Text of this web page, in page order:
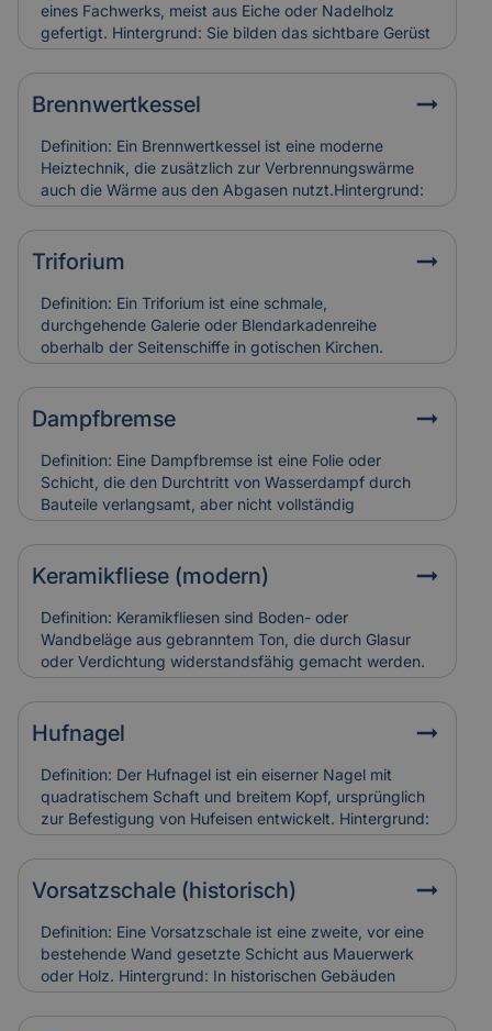
eines Fachwerks, meist aus Eiche oder Nadelholz
gefertigt. Hintergrund: Sie bilden das sichtbare Gerüst
der Konstruktion und sind durch Zapfen, Dübel oder
Verblattungen miteinander verbunden. Fachwerkholz
bestimmt Stabilität und Erscheinungsbild eines
oder Schädlingsbefall am Fachwerkholz führen zu
hohen Restaurierungskosten, die Versicherungen bei
denkmalgerechter Instandsetzung berücksichtigen.
Brennwertkessel
Definition: Ein Brennwertkessel ist eine moderne
Heiztechnik, die zusätzlich zur Verbrennungswärme
auch die Wärme aus den Abgasen nutzt.Hintergrund:
Dadurch arbeitet der Kessel besonders effizient und
spart Energie im Vergleich zu älteren Heizsystemen. In
Alt- und Denkmalgebäuden wird er häufig in
eingesetzt.Relevanz für Versicherung:
Brennwertkessel senken Betriebskosten, erfordern
aber eine regelmäßige Wartung. Schäden durch
Kondensat oder Abgasfehler werden in der
Gebäudeversicherung individuell bewertet.
Triforium
Definition: Ein Triforium ist eine schmale,
durchgehende Galerie oder Blendarkadenreihe
oberhalb der Seitenschiffe in gotischen Kirchen.
Hintergrund: Es dient vor allem der Gliederung der
Innenwand und trägt zur Lichtführung und optischen
Tiefe des Raumes bei. Relevanz für Versicherung:
Schäden an Triforien sind häufig schwer zugänglich
und teuer in der Restaurierung. Versicherungen
bewerten sie entsprechend ihres künstlerischen und
baulichen Werts.
Dampfbremse
Definition: Eine Dampfbremse ist eine Folie oder
Schicht, die den Durchtritt von Wasserdampf durch
Bauteile verlangsamt, aber nicht vollständig
verhindert.Hintergrund: Sie wird vor allem in Dach-
und Wandkonstruktionen eingesetzt, um
Feuchtigkeitsansammlungen in der Dämmung zu
vermeiden. So bleibt die Bausubstanz trocken und
schimmelresistent.Relevanz für Versicherung: Falsch
verlegte Dampfbremsen können Feuchtigkeitsschäden
verursachen. Versicherungen berücksichtigen sie bei
der Schadensanalyse und Bewertung der
Bauausführung.
Keramikfliese (modern)
Definition: Keramikfliesen sind Boden- oder
Wandbeläge aus gebranntem Ton, die durch Glasur
oder Verdichtung widerstandsfähig gemacht werden.
Hintergrund: Moderne Varianten sind besonders
langlebig, pflegeleicht und in vielen Designs erhältlich.
Sie werden häufig zur Sanierung älterer Gebäude
eingesetzt, um historische Räume zeitgemäß nutzbar
zu machen. Relevanz für Versicherung: Keramikfliesen
gelten als robust, können aber bei
Leitungswasserschäden hohe Reparaturkosten
verursachen, wenn sie vollständig ersetzt werden
müssen.
Hufnagel
Definition: Der Hufnagel ist ein eiserner Nagel mit
quadratischem Schaft und breitem Kopf, ursprünglich
zur Befestigung von Hufeisen entwickelt. Hintergrund:
In historischen Gebäuden fand er auch als
Befestigungselement in Holzbau oder Dachdeckung
Verwendung. Alte Hufnägel sind oft handgeschmiedet
und zeugen von traditioneller Bauweise. Relevanz für
Versicherung: Korrodierte Hufnägel können
Holzschäden verursachen. Bei Restaurierungen
werden sie häufig ersetzt, was in die
Versicherungskalkulation denkmalgerechter
Sanierungen einfließt.
Vorsatzschale (historisch)
Definition: Eine Vorsatzschale ist eine zweite, vor eine
bestehende Wand gesetzte Schicht aus Mauerwerk
oder Holz. Hintergrund: In historischen Gebäuden
diente sie oft dem Witterungsschutz oder der
optischen Aufwertung einer Fassade. Heute wird sie